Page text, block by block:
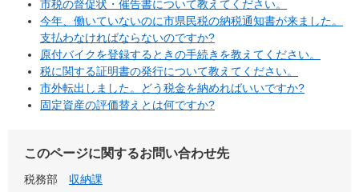
市税の督促状・催告書について教えてください。
今年、働いていないのに市県民税の納税通知書が来ました。
支払わなければならないのですか?
原付バイクを登録するときの手続きを教えてください。
税に関する証明書の発行について教えてください。
市外転出しました。どう税金を納めればいいですか?
固定資産の評価替えとは何ですか?
このページに関するお問い合わせ先
税務部
収納課